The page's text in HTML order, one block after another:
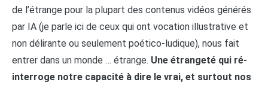
de l’étrange pour la plupart des contenus vidéos générés
par IA (je parle ici de ceux qui ont vocation illustrative et
non délirante ou seulement poético-ludique), nous fait
entrer dans un monde … étrange. Une étrangeté qui ré-
interroge notre capacité à dire le vrai, et surtout nos